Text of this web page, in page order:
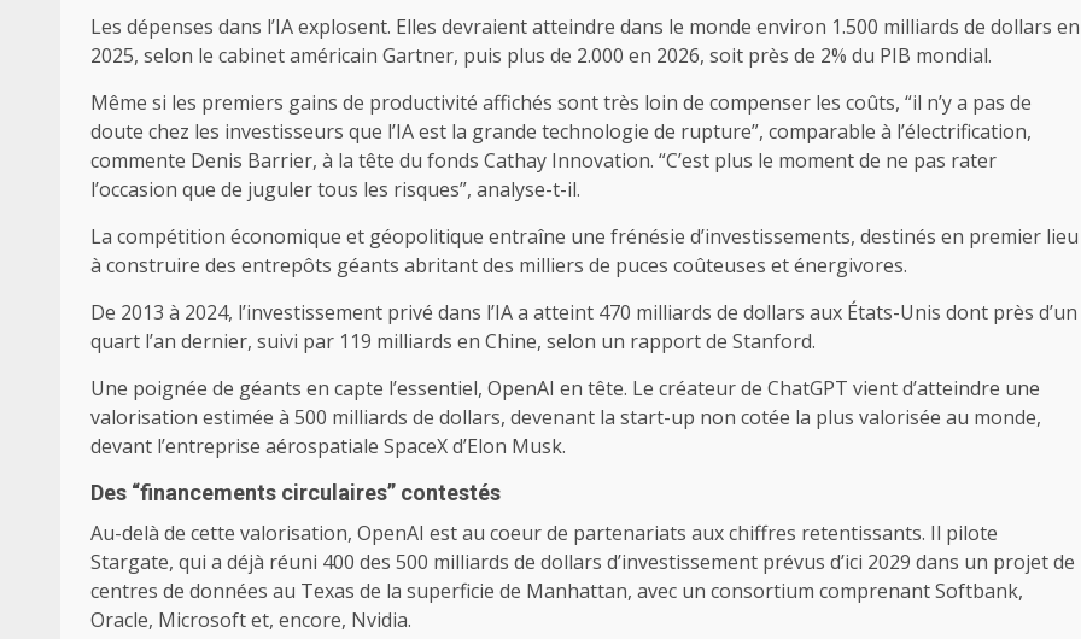
Les dépenses dans l’IA explosent. Elles devraient atteindre dans le monde environ 1.500 milliards de dollars en
2025, selon le cabinet américain Gartner, puis plus de 2.000 en 2026, soit près de 2% du PIB mondial.
Même si les premiers gains de productivité affichés sont très loin de compenser les coûts, “il n’y a pas de
doute chez les investisseurs que l’IA est la grande technologie de rupture”, comparable à l’électrification,
commente Denis Barrier, à la tête du fonds Cathay Innovation. “C’est plus le moment de ne pas rater
l’occasion que de juguler tous les risques”, analyse-t-il.
La compétition économique et géopolitique entraîne une frénésie d’investissements, destinés en premier lieu
à construire des entrepôts géants abritant des milliers de puces coûteuses et énergivores.
De 2013 à 2024, l’investissement privé dans l’IA a atteint 470 milliards de dollars aux États-Unis dont près d’un
quart l’an dernier, suivi par 119 milliards en Chine, selon un rapport de Stanford.
Une poignée de géants en capte l’essentiel, OpenAI en tête. Le créateur de ChatGPT vient d’atteindre une
valorisation estimée à 500 milliards de dollars, devenant la start-up non cotée la plus valorisée au monde,
devant l’entreprise aérospatiale SpaceX d’Elon Musk.
Des “financements circulaires” contestés
Au-delà de cette valorisation, OpenAI est au coeur de partenariats aux chiffres retentissants. Il pilote
Stargate, qui a déjà réuni 400 des 500 milliards de dollars d’investissement prévus d’ici 2029 dans un projet de
centres de données au Texas de la superficie de Manhattan, avec un consortium comprenant Softbank,
Oracle, Microsoft et, encore, Nvidia.